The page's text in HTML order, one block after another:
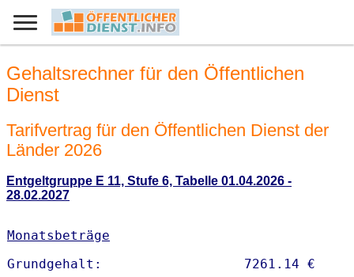
Gehaltsrechner für den Öffentlichen
Dienst
Tarifvertrag für den Öffentlichen Dienst der
Länder 2026
Entgeltgruppe E 11, Stufe 6, Tabelle 01.04.2026 -
28.02.2027
Monatsbeträge